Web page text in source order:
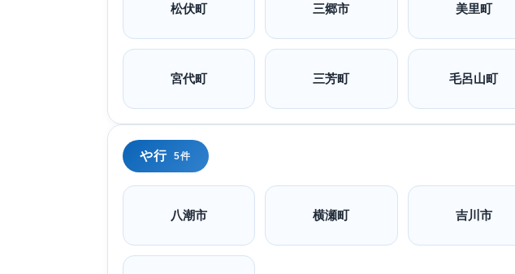
松伏町 三郷市 美里町
宮代町 三芳町 毛呂山町
や行 5件
八潮市 横瀬町 吉川市